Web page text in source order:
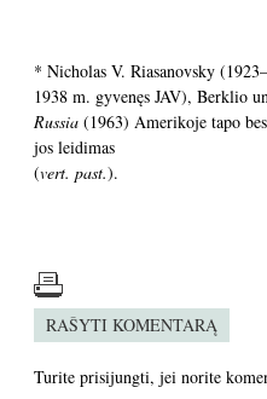
* Nicholas V. Riasanovsky
1938 m. gyvenęs JAV), Berklio
Russia (1963) Amerikoje tapo
jos leidimas
(vert. past.).
RAŠYTI KOMENTARĄ
Turite prisijungti, jei norite